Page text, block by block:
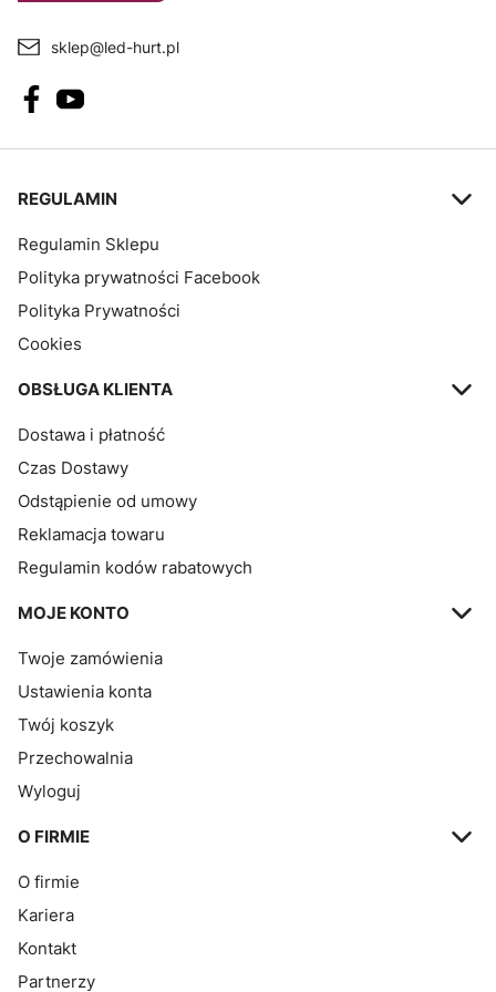
sklep@led-hurt.pl
Linki w stopce
REGULAMIN
Regulamin Sklepu
Polityka prywatności Facebook
Polityka Prywatności
Cookies
OBSŁUGA KLIENTA
Dostawa i płatność
Czas Dostawy
Odstąpienie od umowy
Reklamacja towaru
Regulamin kodów rabatowych
MOJE KONTO
Twoje zamówienia
Ustawienia konta
Twój koszyk
Przechowalnia
Wyloguj
O FIRMIE
O firmie
Kariera
Kontakt
Partnerzy